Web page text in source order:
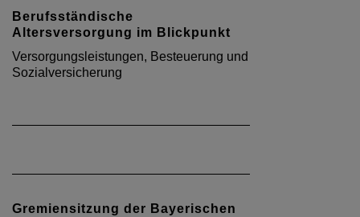
Berufsständische
Altersversorgung im Blickpunkt
Versorgungsleistungen, Besteuerung und
Sozialversicherung
Gremiensitzung der Bayerischen